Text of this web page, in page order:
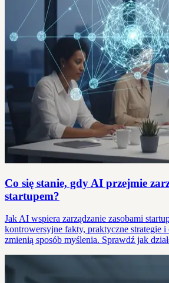
Co się stanie, gdy AI przejmie
startupem?
Jak AI wspiera zarządzanie zasobami
kontrowersyjne fakty, praktyczne strategie i
zmienią sposób myślenia. Sprawdź jak